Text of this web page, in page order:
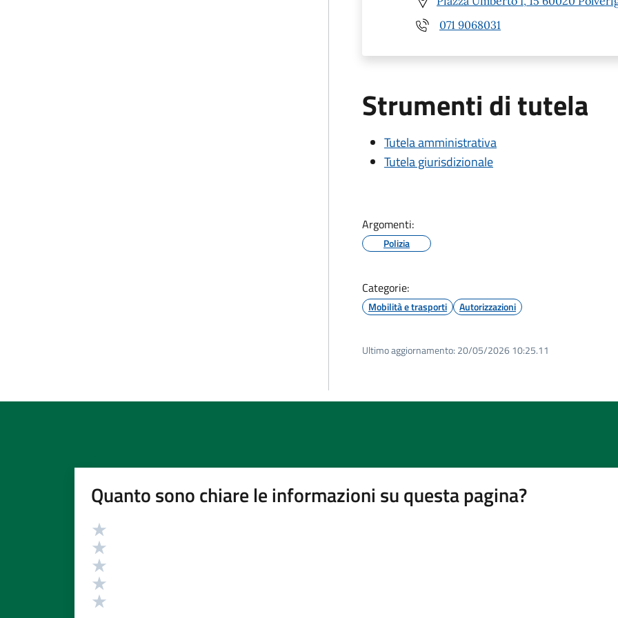
071 9068031
Strumenti di tutela
Tutela amministrativa
Tutela giurisdizionale
Argomenti:
Polizia
Categorie:
Mobilità e trasporti Autorizzazioni
Ultimo aggiornamento: 20/05/2026 10:25.11
Quanto sono chiare le informazioni su questa pagina?
Valutazione